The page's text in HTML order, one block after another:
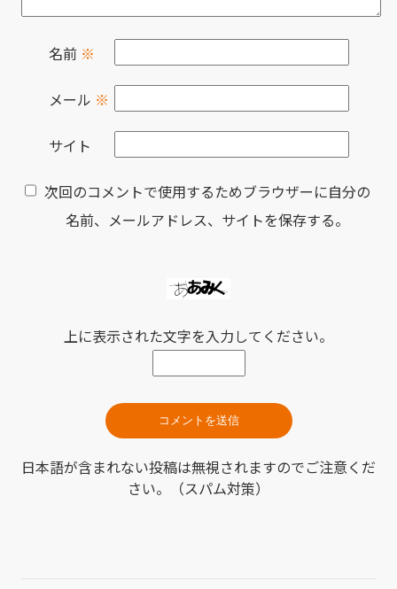
名前 ※
メール ※
サイト
次回のコメントで使用するためブラウザーに自分の
名前、メールアドレス、サイトを保存する。
上に表示された文字を入力してください。
日本語が含まれない投稿は無視されますのでご注意くだ
さい。（スパム対策）